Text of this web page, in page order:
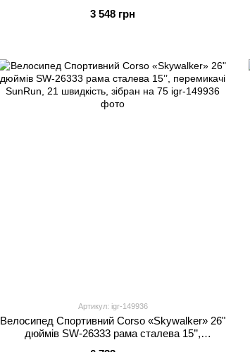
3 548 грн
Артикул: igr-149936
Велосипед Спортивний Corso «Skywalker» 26"
дюймів SW-26333 рама сталева 15’’,